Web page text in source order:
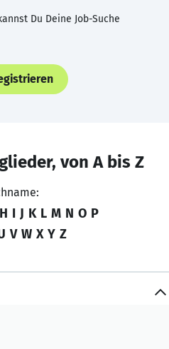
Du Deine Job-Suche
von A bis Z
H I J K L M N O P
V W X Y Z